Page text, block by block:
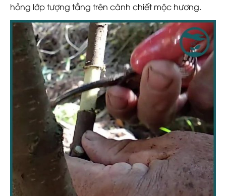
hỏng lớp tượng tầng trên cành chiết mộc hương.